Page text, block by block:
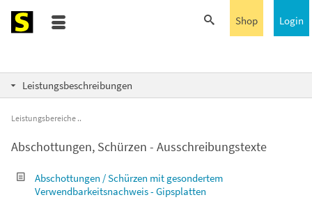
Login
Shop
Leistungsbeschreibungen
Leistungsbereiche
Abschottungen, Schürzen - Ausschreibungstexte
Abschottungen / Schürzen mit gesondertem
Verwendbarkeitsnachweis - Gipsplatten